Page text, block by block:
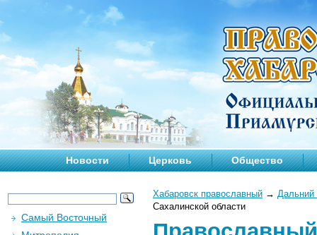
Новости Церковь Общество
Хабаровск православный → Дальний
Сахалинской области
Самый Восточный